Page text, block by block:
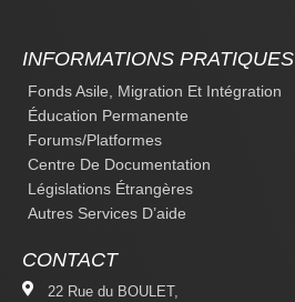
INFORMATIONS PRATIQUES
Fonds Asile, Migration Et Intégration
Éducation Permanente
Forums/platformes
Centre De Documentation
Législations Étrangères
Autres Services D’aide
CONTACT
22 Rue du BOULET,